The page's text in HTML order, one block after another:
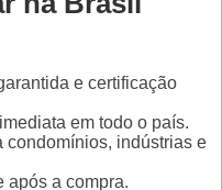
e certificação
em todo o país.
condomínios, indústrias e
após a compra.